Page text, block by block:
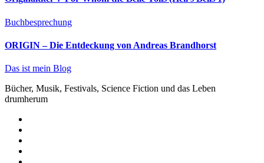
Buchbesprechung
ORIGIN – Die Entdeckung von Andreas Brandhorst
Das ist mein Blog
Bücher, Musik, Festivals, Science Fiction und das Leben
drumherum